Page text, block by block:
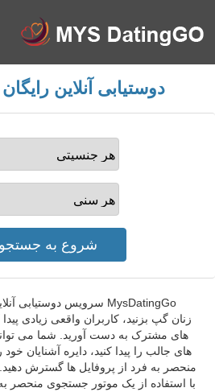
دوستیابی آنلاین رایگان Juru، مالزی
زنان گپ بزنید، کاربران واقعی زیادی
های مشترک به دست آورید. شما می
های جالب را پیدا کنید، دایره آشنایان خود
منحصر به فرد از پروفایل ها گسترش دهید.
با استفاده از یک موتور جستجوی منحصر